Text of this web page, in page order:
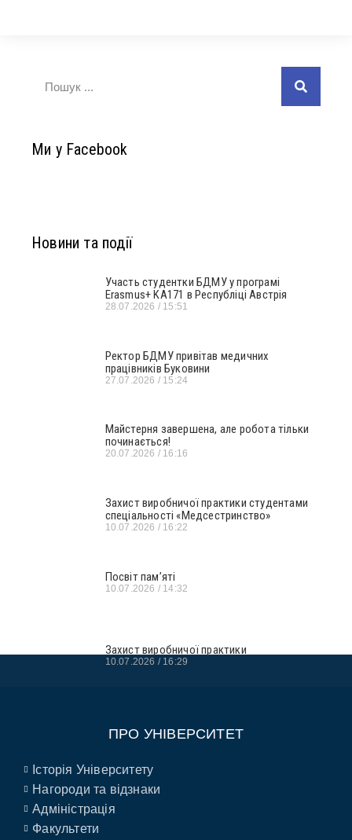
Ми у Facebook
Новини та події
Участь студентки БДМУ у програмі
Erasmus+ KA171 в Республіці Австрія
28.07.2026 15:51
Ректор БДМУ привітав медичних
працівників Буковини
27.07.2026 15:24
Майстерня завершена, але робота тільки
починається!
20.07.2026 16:16
Захист виробничої практики студентами
спеціальності «Медсестринство»
10.07.2026 16:22
Посвіт пам’яті
10.07.2026 14:32
Захист виробничої практики
10.07.2026 16:29
ПРО УНІВЕРСИТЕТ
Історія Університету
Нагороди та відзнаки
Адміністрація
Факультети